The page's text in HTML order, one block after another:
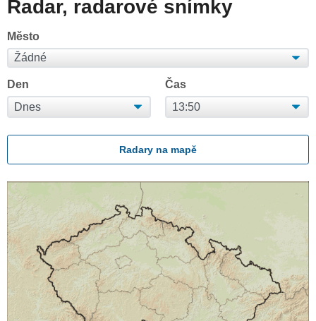
Radar, radarové snímky
Město
Den Čas
Radary na mapě